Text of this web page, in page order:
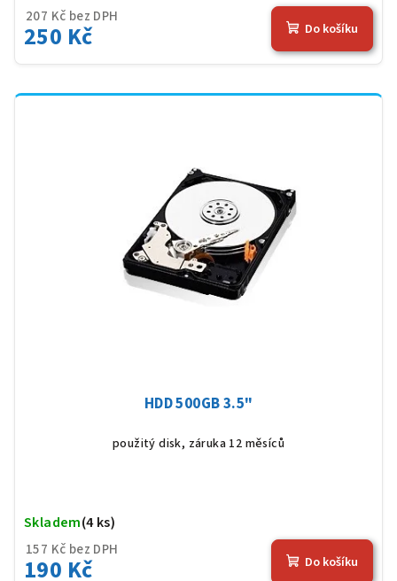
207 Kč bez DPH
250 Kč Do košíku
HDD 500GB 3.5"
použitý disk, záruka 12 měsíců
157 Kč bez DPH
190 Kč
Skladem(4 ks)
5,0
Do košíku